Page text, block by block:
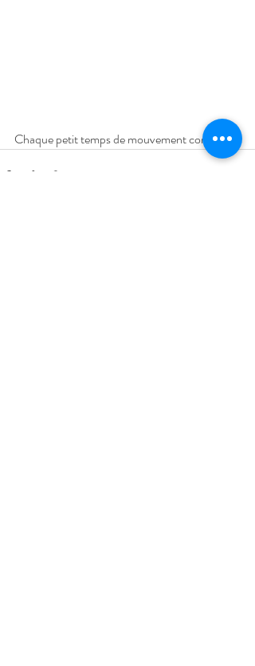
Chaque petit temps de mouvement compte !